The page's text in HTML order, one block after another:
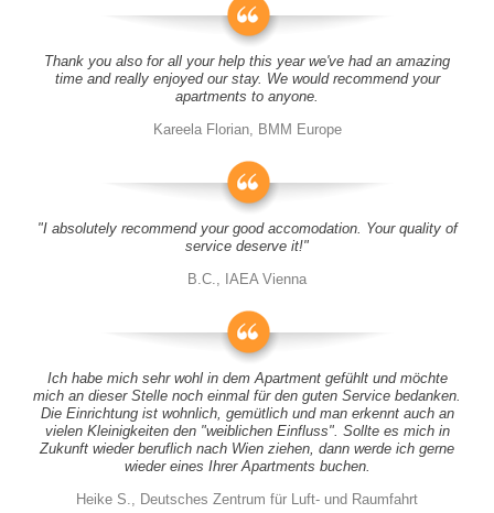
Thank you also for all your help this year we've had an amazing
time and really enjoyed our stay. We would recommend your
apartments to anyone.
Kareela Florian, BMM Europe
"I absolutely recommend your good accomodation. Your quality of
service deserve it!"
B.C., IAEA Vienna
Ich habe mich sehr wohl in dem Apartment gefühlt und möchte
mich an dieser Stelle noch einmal für den guten Service bedanken.
Die Einrichtung ist wohnlich, gemütlich und man erkennt auch an
vielen Kleinigkeiten den "weiblichen Einfluss". Sollte es mich in
Zukunft wieder beruflich nach Wien ziehen, dann werde ich gerne
wieder eines Ihrer Apartments buchen.
Heike S., Deutsches Zentrum für Luft- und Raumfahrt